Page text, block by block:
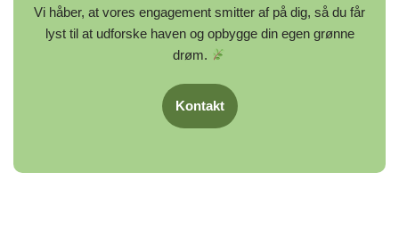
Vi håber, at vores engagement smitter af på dig, så du får
lyst til at udforske haven og opbygge din egen grønne
drøm.
Kontakt